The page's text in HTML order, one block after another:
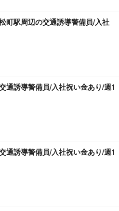
町駅周辺の交通誘導警備員/入社
通誘導警備員/入社祝い金あり/週1
通誘導警備員/入社祝い金あり/週1